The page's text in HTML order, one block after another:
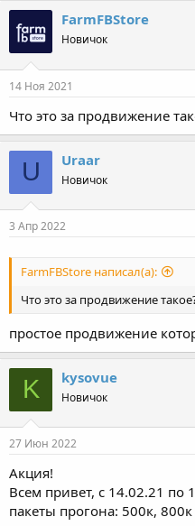
т
о
р
т
е
м
а
н
ч
а
FarmFBStore
Новичок
14 Ноя 2021
Что это за продвижение
U Uraar
Новичок
3 Апр 2022
FarmFBStore написал(а):
Что это за продвижение
простое продвижение
K kysovue
Новичок
27 Июн 2022
Акция!
Всем привет, с 14.02.21 по
пакеты прогона: 500к,